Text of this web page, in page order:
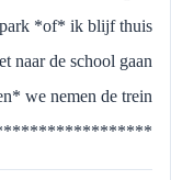
*of* ik blijf thuis.
naar de school gaan.
we nemen de trein.